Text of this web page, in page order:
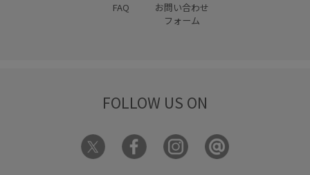
FAQ
お問い合わせ
フォーム
FOLLOW US ON